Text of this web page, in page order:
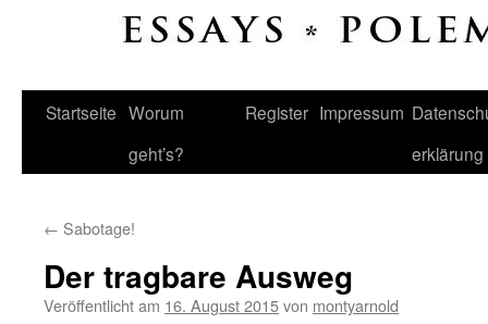
Startseite Worum
geht’s?
Register Impressum
erklärung
← Sabotage!
Der tragbare Ausweg
Veröffentlicht am 16. August 2015von montyarnold